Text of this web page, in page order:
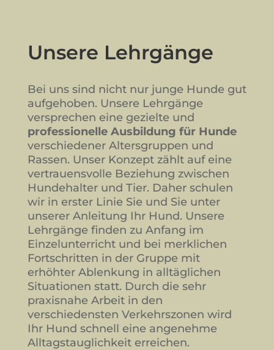
Unsere Lehrgänge
Bei uns sind nicht nur junge Hunde gut
aufgehoben. Unsere Lehrgänge
versprechen eine gezielte und
professionelle Ausbildung für Hunde
verschiedener Altersgruppen und
Rassen. Unser Konzept zählt auf eine
vertrauensvolle Beziehung zwischen
Hundehalter und Tier. Daher schulen
wir in erster Linie Sie und Sie unter
unserer Anleitung Ihr Hund. Unsere
Lehrgänge finden zu Anfang im
Einzelunterricht und bei merklichen
Fortschritten in der Gruppe mit
erhöhter Ablenkung in alltäglichen
Situationen statt. Durch die sehr
praxisnahe Arbeit in den
verschiedensten Verkehrszonen wird
Ihr Hund schnell eine angenehme
Alltagstauglichkeit erreichen.